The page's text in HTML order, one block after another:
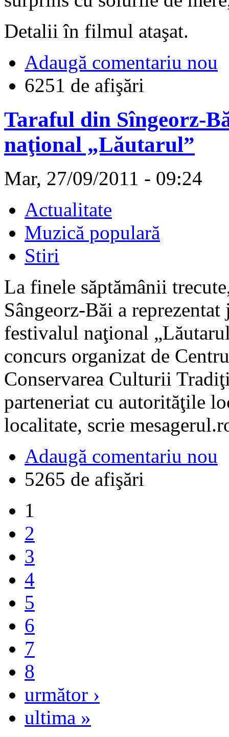
Detalii în filmul ataşat.
Adaugă comentariu nou
6251 de afişări
Taraful din Sîngeorz-
naţional „Lăutarul”
Mar, 27/09/2011 - 09:24
Actualitate
Muzică populară
Stiri
La finele săptămânii
Sângeorz-Băi a
festivalul naţional
concurs organizat de
Conservarea Culturii
parteneriat cu autorităţile
localitate, scrie
Adaugă comentariu nou
5265 de afişări
1
2
3
4
5
6
7
8
următor ›
ultima »